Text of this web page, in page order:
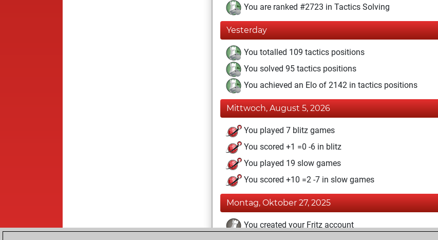
You are ranked #2723 in Tactics Solving
Yesterday
You totalled 109 tactics positions
You solved 95 tactics positions
You achieved an Elo of 2142 in tactics positions
Mittwoch, August 5, 2026
You played 7 blitz games
You scored +1 =0 -6 in blitz
You played 19 slow games
You scored +10 =2 -7 in slow games
Montag, Oktober 27, 2025
You created your Fritz account